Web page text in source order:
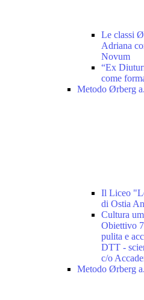
Le classi
Adriana
Novum
“Ex
come
Metodo Ørberg
Il Liceo
di Ostia
Cultura
Obiettivo
pulita e
DTT -
c/o
Metodo Ørberg